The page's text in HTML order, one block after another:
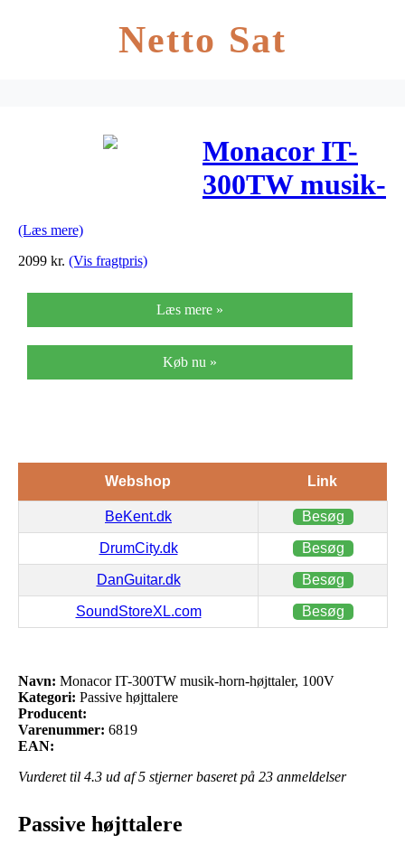
Netto Sat
Monacor IT-
300TW musik-
(Læs mere)
2099 kr. (Vis fragtpris)
Læs mere »
Køb nu »
Webshop Link
BeKent.dk Besøg
DrumCity.dk Besøg
DanGuitar.dk Besøg
SoundStoreXL.com Besøg
Navn: Monacor IT-300TW musik-horn-højttaler, 100V
Kategori: Passive højttalere
Producent:
Varenummer: 6819
EAN:
Vurderet til 4.3 ud af 5 stjerner baseret på 23 anmeldelser
Passive højttalere